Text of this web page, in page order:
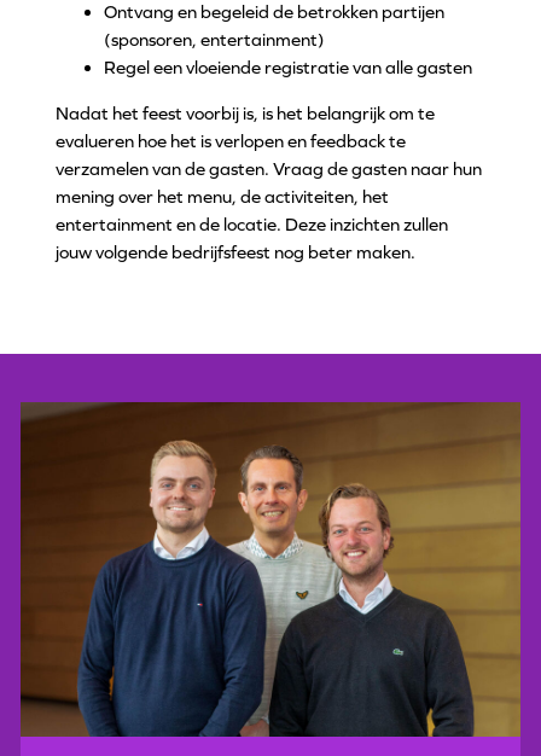
Ontvang en begeleid de betrokken partijen
(sponsoren, entertainment)
Regel een vloeiende registratie van alle gasten
Nadat het feest voorbij is, is het belangrijk om te
evalueren hoe het is verlopen en feedback te
verzamelen van de gasten. Vraag de gasten naar hun
mening over het menu, de activiteiten, het
entertainment en de locatie. Deze inzichten zullen
jouw volgende bedrijfsfeest nog beter maken.